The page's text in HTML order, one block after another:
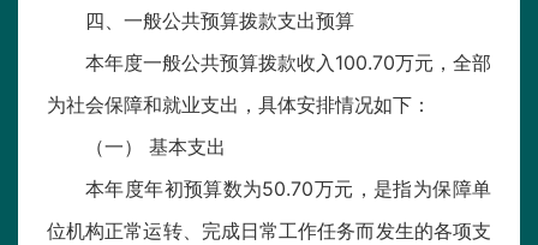
四、一般公共预算拨款支出预算
本年度一般公共预算拨款收入100.70万元，全部
为社会保障和就业支出，具体安排情况如下：
（一） 基本支出
本年度年初预算数为50.70万元，是指为保障单
位机构正常运转、完成日常工作任务而发生的各项支